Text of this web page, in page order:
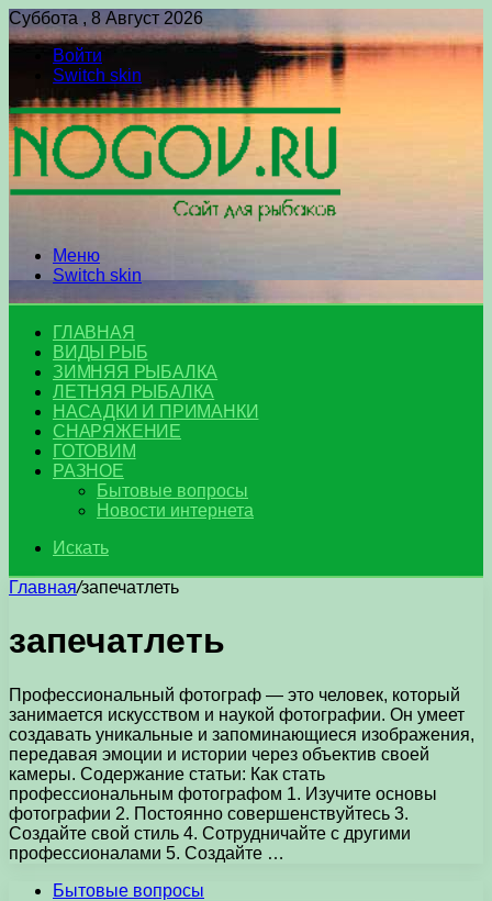
Суббота , 8 Август 2026
Войти
Switch skin
Меню
Switch skin
ГЛАВНАЯ
ВИДЫ РЫБ
ЗИМНЯЯ РЫБАЛКА
ЛЕТНЯЯ РЫБАЛКА
НАСАДКИ И ПРИМАНКИ
СНАРЯЖЕНИЕ
ГОТОВИМ
РАЗНОЕ
Бытовые вопросы
Новости интернета
Искать
Главная/запечатлеть
запечатлеть
Профессиональный фотограф — это человек, который
занимается искусством и наукой фотографии. Он умеет
создавать уникальные и запоминающиеся изображения,
передавая эмоции и истории через объектив своей
камеры. Содержание статьи: Как стать
профессиональным фотографом 1. Изучите основы
фотографии 2. Постоянно совершенствуйтесь 3.
Создайте свой стиль 4. Сотрудничайте с другими
профессионалами 5. Создайте …
Бытовые вопросы